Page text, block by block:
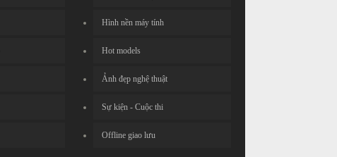
Hình nền máy tính
Hot models
Ảnh đẹp nghệ thuật
Sự kiện - Cuộc thi
Offline giao lưu